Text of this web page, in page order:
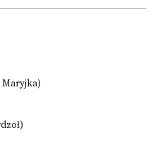
Maryjka)